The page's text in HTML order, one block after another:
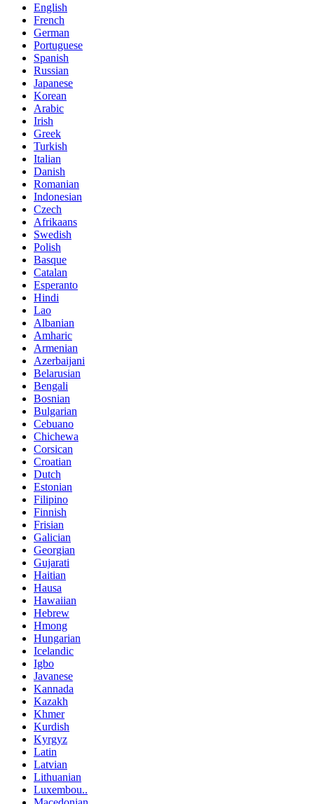
English
French
German
Portuguese
Spanish
Russian
Japanese
Korean
Arabic
Irish
Greek
Turkish
Italian
Danish
Romanian
Indonesian
Czech
Afrikaans
Swedish
Polish
Basque
Catalan
Esperanto
Hindi
Lao
Albanian
Amharic
Armenian
Azerbaijani
Belarusian
Bengali
Bosnian
Bulgarian
Cebuano
Chichewa
Corsican
Croatian
Dutch
Estonian
Filipino
Finnish
Frisian
Galician
Georgian
Gujarati
Haitian
Hausa
Hawaiian
Hebrew
Hmong
Hungarian
Icelandic
Igbo
Javanese
Kannada
Kazakh
Khmer
Kurdish
Kyrgyz
Latin
Latvian
Lithuanian
Luxembou..